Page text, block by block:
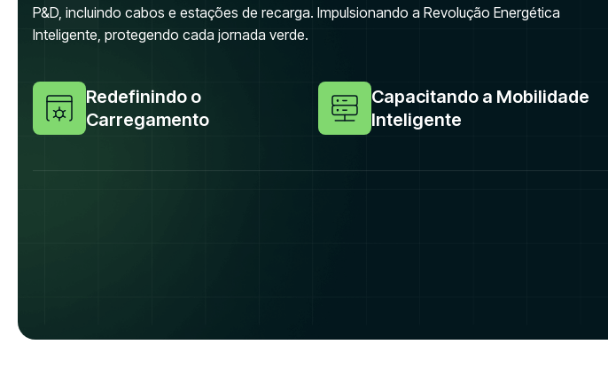
P&D, incluindo cabos e estações de recarga. Impulsionando a Revolução Energética
Inteligente, protegendo cada jornada verde.
Redefinindo o
Carregamento
Capacitando a Mobilidade
Inteligente